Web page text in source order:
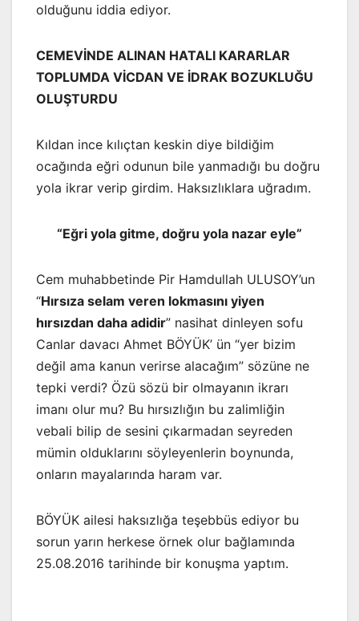
olduğunu iddia ediyor.
CEMEVİNDE ALINAN HATALI KARARLAR
TOPLUMDA VİCDAN VE İDRAK BOZUKLUĞU
OLUŞTURDU
Kıldan ince kılıçtan keskin diye bildiğim
ocağında eğri odunun bile yanmadığı bu doğru
yola ikrar verip girdim. Haksızlıklara uğradım.
“Eğri yola gitme, doğru yola nazar eyle”
Cem muhabbetinde Pir Hamdullah ULUSOY’un
“Hırsıza selam veren lokmasını yiyen
hırsızdan daha adidir” nasihat dinleyen sofu
Canlar davacı Ahmet BÖYÜK’ ün “yer bizim
değil ama kanun verirse alacağım” sözüne ne
tepki verdi? Özü sözü bir olmayanın ikrarı
imanı olur mu? Bu hırsızlığın bu zalimliğin
vebali bilip de sesini çıkarmadan seyreden
mümin olduklarını söyleyenlerin boynunda,
onların mayalarında haram var.
BÖYÜK ailesi haksızlığa teşebbüs ediyor bu
sorun yarın herkese örnek olur bağlamında
25.08.2016 tarihinde bir konuşma yaptım.